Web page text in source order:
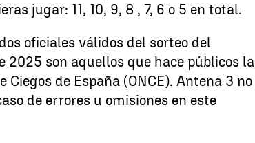
jugar: 11, 10, 9, 8 , 7, 6 o 5 en total.
oficiales válidos del sorteo del
2025 son aquellos que hace públicos la
Ciegos de España (ONCE). Antena 3 no
de errores u omisiones en este